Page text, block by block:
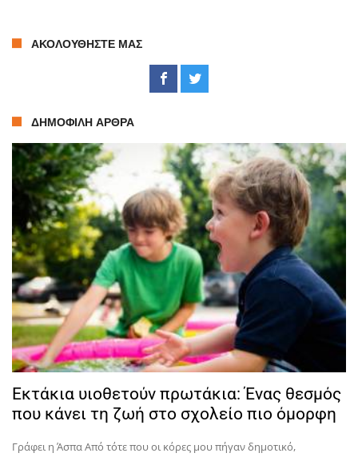
ΑΚΟΛΟΥΘΉΣΤΕ ΜΑΣ
ΔΗΜΟΦΙΛΉ ΆΡΘΡΑ
Εκτάκια υιοθετούν πρωτάκια: Ένας θεσμός
που κάνει τη ζωή στο σχολείο πιο όμορφη
Γράφει η Άσπα Από τότε που οι κόρες μου πήγαν δημοτικό,